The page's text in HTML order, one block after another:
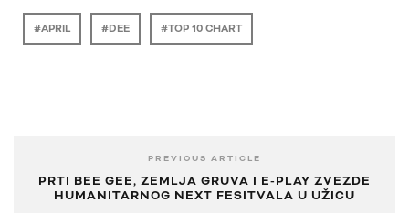
APRIL DEE TOP 10 CHART
PREVIOUS ARTICLE
PRTI BEE GEE, ZEMLJA GRUVA I E-PLAY ZVEZDE
HUMANITARNOG NEXT FESITVALA U UŽICU